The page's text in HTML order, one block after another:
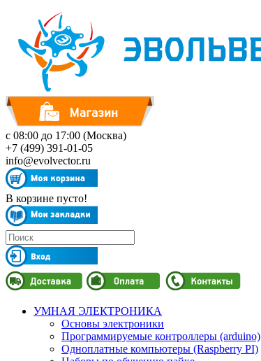
с 08:00 до 17:00 (Москва)
+7 (499) 391-01-05
info@evolvector.ru
В корзине пусто!
УМНАЯ ЭЛЕКТРОНИКА
Основы электроники
Программируемые контроллеры (arduino)
Одноплатные компьютеры (Raspberry PI)